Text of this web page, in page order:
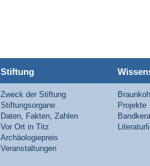
Stiftung
Zweck der Stiftung
Stiftungsorgane
Daten, Fakten, Zahlen
Vor Ort in Titz
Archäologiepreis
Veranstaltungen
Projekte